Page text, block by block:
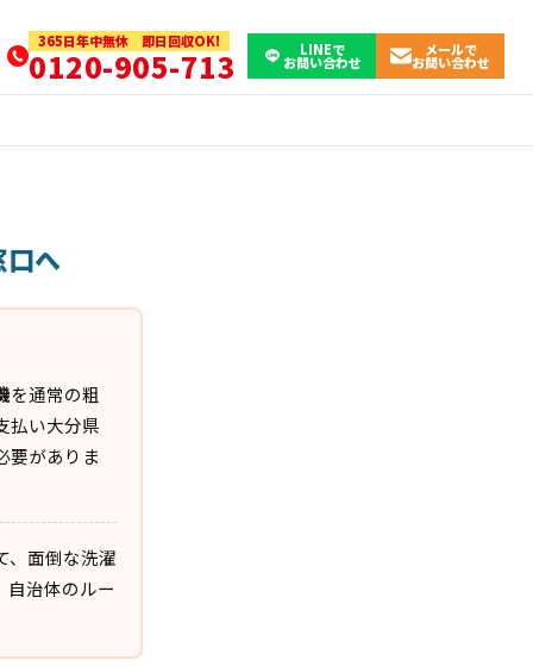
365日年中無休 即日回収OK!
0120-905-713 LINEで
お問い合わせ
メールで
お問い合わせ
口へ
を通常の粗
払い大分県
要がありま
、面倒な洗濯
自治体のルー